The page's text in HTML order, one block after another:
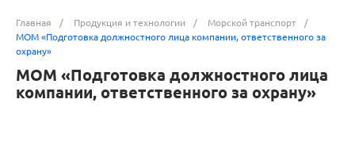
Главная / Продукция и технологии / Морской транспорт
/
МОМ «‎Подготовка должностного лица компании, ответственного за
охрану»‎
МОМ «‎Подготовка должностного лица
компании, ответственного за охрану»‎